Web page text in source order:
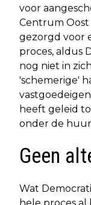
voor
Centrum
gezorgd voor
proces, aldus
nog niet in
'schemerige'
heeft geleid
onder de
Geen
Wat